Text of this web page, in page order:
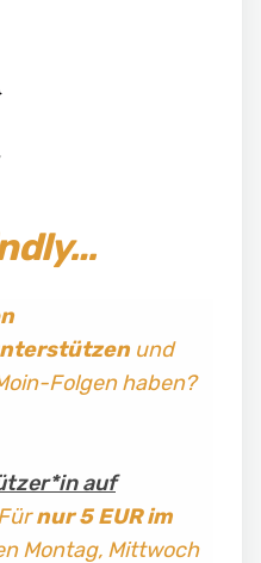
und
Folgen haben?
auf
nur 5 EUR im
Montag, Mittwoch